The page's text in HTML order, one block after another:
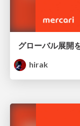
hirak